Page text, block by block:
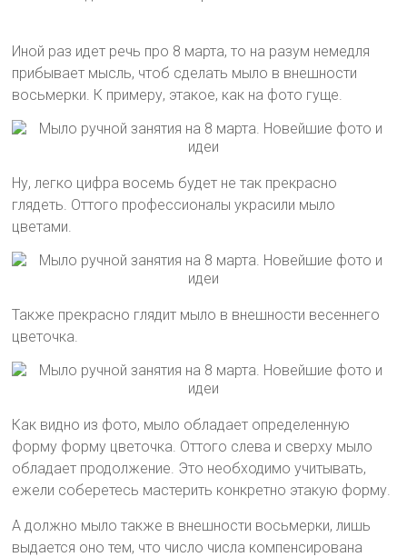
Иной раз идет речь про 8 марта, то на разум немедля
прибывает мысль, чтоб сделать мыло в внешности
восьмерки. К примеру, этакое, как на фото гуще.
Ну, легко цифра восемь будет не так прекрасно
глядеть. Оттого профессионалы украсили мыло
цветами.
Также прекрасно глядит мыло в внешности весеннего
цветочка.
Как видно из фото, мыло обладает определенную
форму форму цветочка. Оттого слева и сверху мыло
обладает продолжение. Это необходимо учитывать,
ежели соберетесь мастерить конкретно этакую форму.
А должно мыло также в внешности восьмерки, лишь
выдается оно тем, что число числа компенсирована